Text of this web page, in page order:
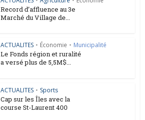
Record d’affluence au 3e
Marché du Village de...
ACTUALITES • Économie • Municipalité
Le Fonds région et ruralité
a versé plus de 5,5M$...
ACTUALITES • Sports
Cap sur les Îles avec la
course St-Laurent 400